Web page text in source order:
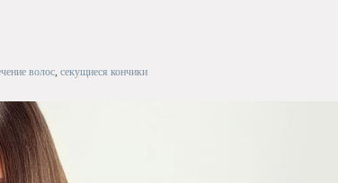
волос, секущиеся кончики